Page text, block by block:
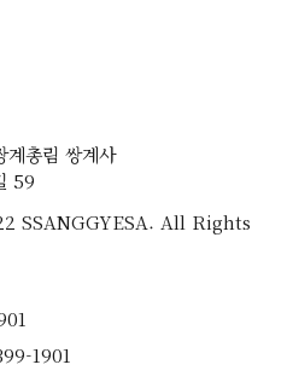
계총림 쌍계사
59
SSANGGYESA. All Rights
1901